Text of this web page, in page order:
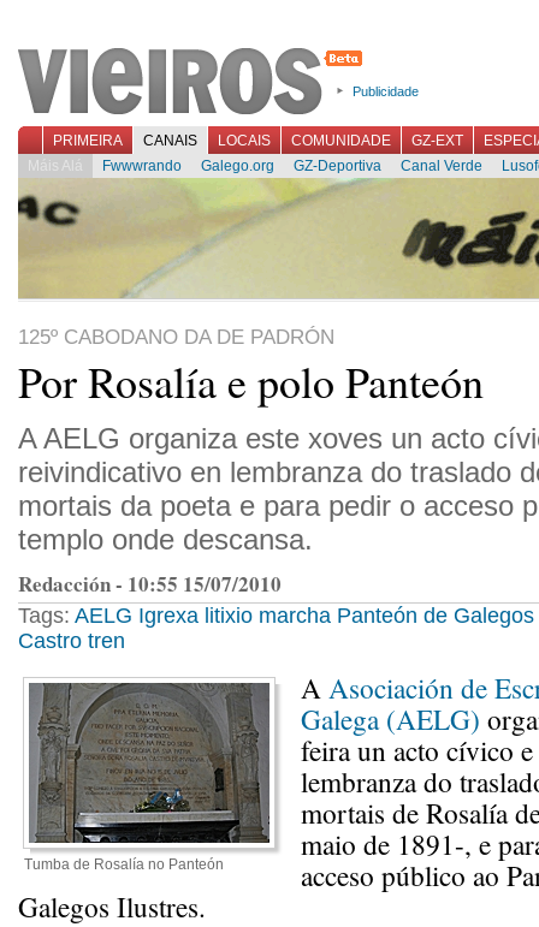
Publicidade
PRIMEIRA CANAIS LOCAIS COMUNIDADE GZ-EXT
Máis Alá
Fwwwrando Galego.org GZ-Deportiva Canal Verde
125º CABODANO DA DE PADRÓN
Por Rosalía e polo Panteón
A AELG organiza este xoves un acto
reivindicativo en lembranza do traslado
mortais da poeta e para pedir o acceso
templo onde descansa.
Redacción - 10:55 15/07/2010
Tags: AELG Igrexa litixio marcha Panteón de
Castro tren
Tumba de Rosalía no Panteón
AAsociación de
Galega (AELG)
feira un acto cívico
lembranza do
mortais de Rosalía
maio de 1891-, e
acceso público ao
Galegos Ilustres.